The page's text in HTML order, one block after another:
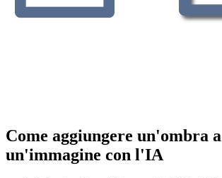
Come aggiungere un'ombra a
un'immagine con l'IA